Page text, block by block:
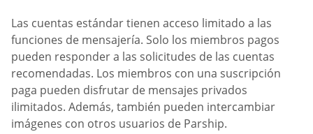
Las cuentas estándar tienen acceso limitado a las
funciones de mensajería. Solo los miembros pagos
pueden responder a las solicitudes de las cuentas
recomendadas. Los miembros con una suscripción
paga pueden disfrutar de mensajes privados
ilimitados. Además, también pueden intercambiar
imágenes con otros usuarios de Parship.